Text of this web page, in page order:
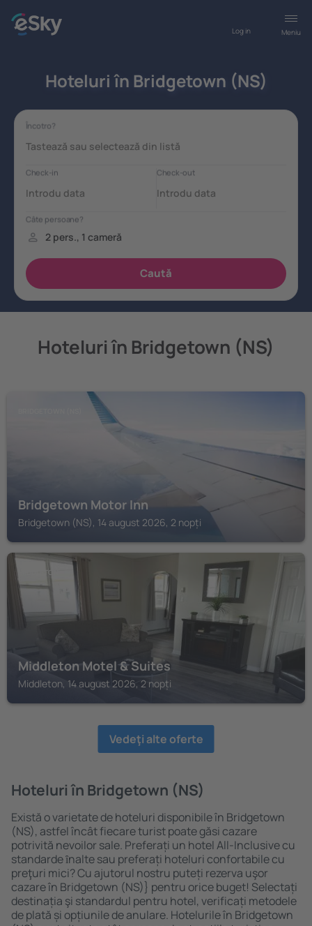
Meniu
Log in
Hoteluri în Bridgetown (NS)
Hoteluri în Bridgetown (NS)
Bridgetown Motor Inn
Bridgetown (NS), 14 august 2026, 2 nopți
MIDDLETON
Middleton Motel & Suites
Middleton, 14 august 2026, 2 nopți
Vedeţi alte oferte
Hoteluri în Bridgetown (NS)
Există o varietate de hoteluri disponibile în Bridgetown
(NS), astfel încât fiecare turist poate găsi cazare
potrivită nevoilor sale. Preferați un hotel All-Inclusive cu
standarde ȋnalte sau preferați hoteluri confortabile cu
preţuri mici? Cu ajutorul nostru puteți rezerva uşor
cazare în Bridgetown (NS)} pentru orice buget! Selectați
destinația şi standardul pentru hotel, verificați metodele
de plată și opțiunile de anulare. Hotelurile în Bridgetown